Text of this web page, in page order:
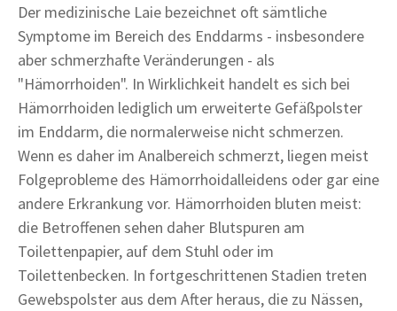
Der medizinische Laie bezeichnet oft sämtliche
Symptome im Bereich des Enddarms - insbesondere
aber schmerzhafte Veränderungen - als
"Hämorrhoiden". In Wirklichkeit handelt es sich bei
Hämorrhoiden lediglich um erweiterte Gefäßpolster
im Enddarm, die normalerweise nicht schmerzen.
Wenn es daher im Analbereich schmerzt, liegen meist
Folgeprobleme des Hämorrhoidalleidens oder gar eine
andere Erkrankung vor. Hämorrhoiden bluten meist:
die Betroffenen sehen daher Blutspuren am
Toilettenpapier, auf dem Stuhl oder im
Toilettenbecken. In fortgeschrittenen Stadien treten
Gewebspolster aus dem After heraus, die zu Nässen,